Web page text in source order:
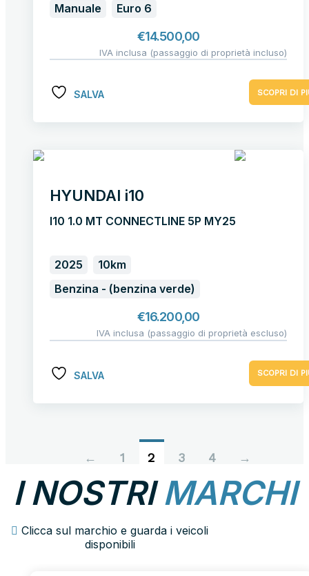
Manuale
Euro 6
€14.500,00
IVA inclusa (passaggio di proprietà incluso)
SALVA SCOPRI DI
HYUNDAI i10
I10 1.0 MT CONNECTLINE 5P MY25
2025
10km
Benzina - (benzina verde)
€16.200,00
IVA inclusa (passaggio di proprietà escluso)
SALVA SCOPRI DI
← 1 2 3 4 →
I NOSTRIMARCHI
Clicca sul marchio e guarda i veicoli
disponibili